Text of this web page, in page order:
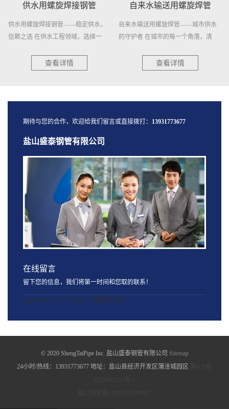
供水用螺旋焊接钢管
供水用螺旋焊接钢管——稳定供水，
信赖之选 在供水工程领域，选择一
查看详情
自来水输送用螺旋焊管
自来水输送用螺旋焊管——城市供水
的守护者 在城市的每一个角落，清
查看详情
期待与您的合作，欢迎给我们留言或直接拨打： 13931773677
盐山盛泰钢管有限公司
在线留言
留下您的信息，我们将第一时间和您取的联系！
[quform id="1" name="询盘记录"]
© 2020 ShengTaiPipe Inc. 盐山盛泰钢管有限公司 Sitemap
24小时/热线：13931773677 地址：盐山县经济开发区蒲洼城园区